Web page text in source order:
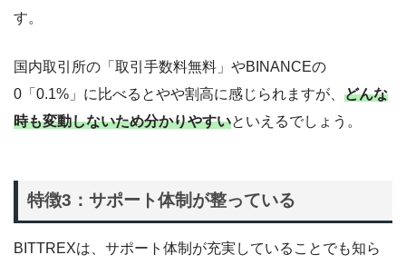
す。
国内取引所の「取引手数料無料」やBINANCEの
0「0.1%」に比べるとやや割高に感じられますが、 どんな
時も変動しないため分かりやすいといえるでしょう。
特徴3：サポート体制が整っている
BITTREXは、サポート体制が充実していることでも知ら